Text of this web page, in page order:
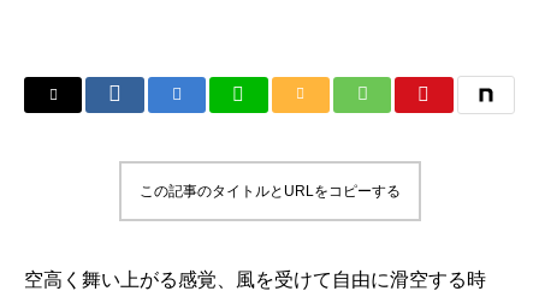
この記事のタイトルとURLをコピーする
空高く舞い上がる感覚、風を受けて自由に滑空する時